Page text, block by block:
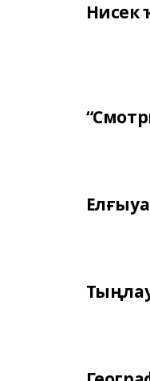
Нисек